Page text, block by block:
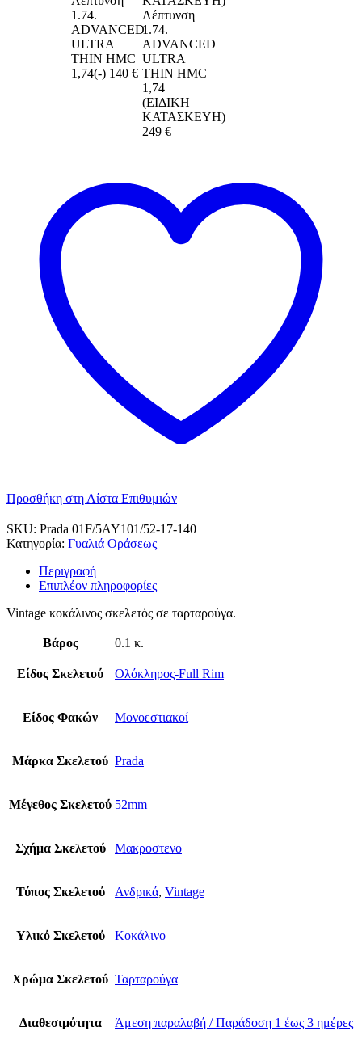
1.74.
ADVANCED
ULTRA
THIN HMC
1,74(-) 140 €
Λέπτυνση
1.74.
ADVANCED
ULTRA
THIN HMC
1,74
(ΕΙΔΙΚΗ
ΚΑΤΑΣΚΕΥΗ)
249 €
Προσθήκη στη Λίστα Επιθυμιών
SKU: Prada 01F/5AY101/52-17-140
Κατηγορία: Γυαλιά Οράσεως
Περιγραφή
Επιπλέον πληροφορίες
Vintage κοκάλινος σκελετός σε ταρταρούγα.
Βάρος 0.1 κ.
Είδος Σκελετού Ολόκληρος-Full Rim
Είδος Φακών Μονοεστιακοί
Μάρκα Σκελετού Prada
Μέγεθος Σκελετού 52mm
Σχήμα Σκελετού Μακροστενο
Τύπος Σκελετού Ανδρικά, Vintage
Υλικό Σκελετού Κοκάλινο
Χρώμα Σκελετού Ταρταρούγα
Διαθεσιμότητα Άμεση παραλαβή / Παράδoση 1 έως 3 ημέρες